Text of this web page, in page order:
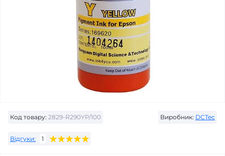
Код товару: 2829-R290YP/100 Виробник: DCTec
Відгуки: 1